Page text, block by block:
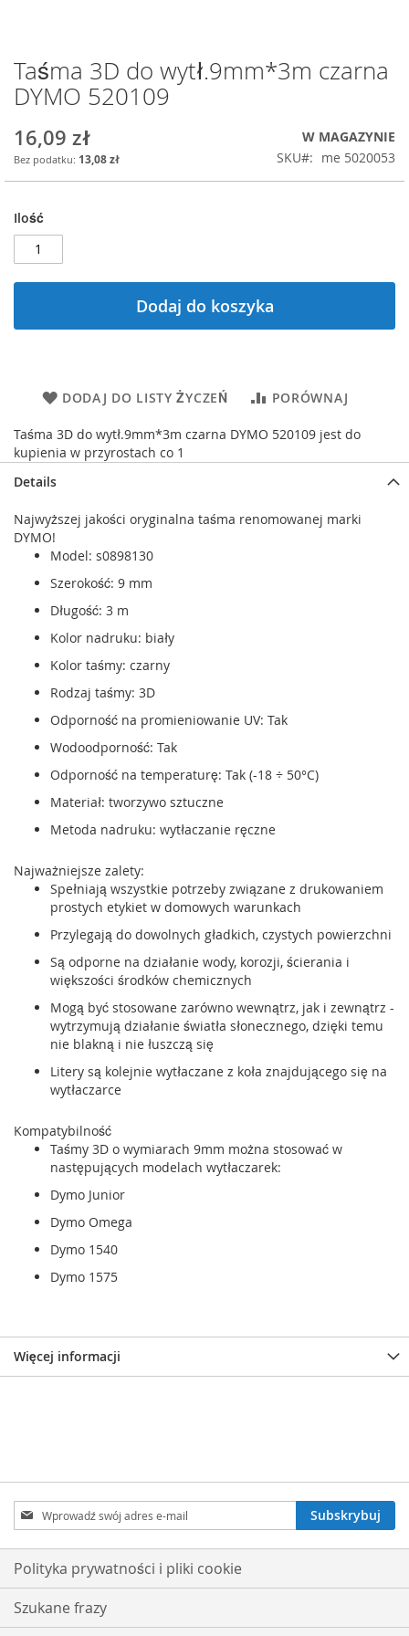
Przejdź
na
początek
Taśma 3D do wytł.9mm*3m czarna
DYMO 520109
16,09 zł
13,08 zł
W MAGAZYNIE
SKU
me 5020053
Ilość
Dodaj do koszyka
DODAJ DO LISTY ŻYCZEŃ PORÓWNAJ
Taśma 3D do wytł.9mm*3m czarna DYMO 520109 jest do
kupienia w przyrostach co 1
Details
Najwyższej jakości oryginalna taśma renomowanej marki
DYMO!
Model: s0898130
Szerokość: 9 mm
Długość: 3 m
Kolor nadruku: biały
Kolor taśmy: czarny
Rodzaj taśmy: 3D
Odporność na promieniowanie UV: Tak
Wodoodporność: Tak
Odporność na temperaturę: Tak (-18 ÷ 50°C)
Materiał: tworzywo sztuczne
Metoda nadruku: wytłaczanie ręczne
Najważniejsze zalety:
Spełniają wszystkie potrzeby związane z drukowaniem
prostych etykiet w domowych warunkach
Przylegają do dowolnych gładkich, czystych powierzchni
Są odporne na działanie wody, korozji, ścierania i
większości środków chemicznych
Mogą być stosowane zarówno wewnątrz, jak i zewnątrz -
wytrzymują działanie światła słonecznego, dzięki temu
nie blakną i nie łuszczą się
Litery są kolejnie wytłaczane z koła znajdującego się na
wytłaczarce
Kompatybilność
Taśmy 3D o wymiarach 9mm można stosować w
następujących modelach wytłaczarek:
Dymo Junior
Dymo Omega
Dymo 1540
Dymo 1575
Więcej informacji
Subskrybuj
nasz
newsletter:
Subskrybuj
Polityka prywatności i pliki cookie
Szukane frazy